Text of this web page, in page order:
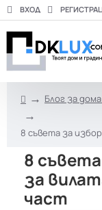
ВХОД
m
Блог за
8 съвета за
8
за
част